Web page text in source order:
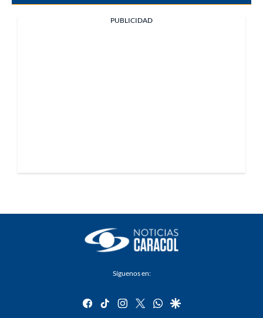
PUBLICIDAD
Síguenos en:
facebook
tiktok instagram
twitterwhatsapp
google